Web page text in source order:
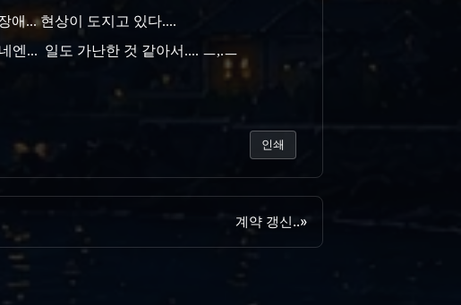
애... 현상이 도지고 있다....
엔... 일도 가난한 것 같아서.... ㅡ,.ㅡ
인쇄
계약 갱신..»